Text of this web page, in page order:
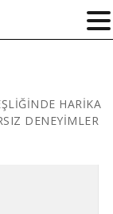
HARİKA
DENEYİMLER